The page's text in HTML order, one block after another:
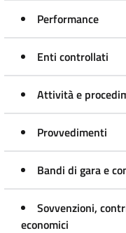
Performance
Enti controllati
Attività e
Provvedimenti
Bandi di gara e
Sovvenzioni,
economici